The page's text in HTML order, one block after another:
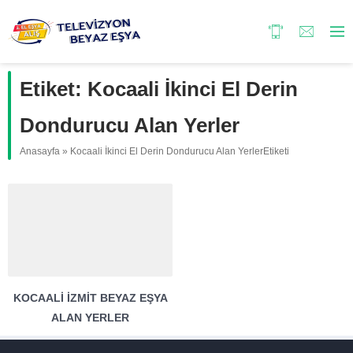
Etiket: Kocaali İkinci El Derin
Dondurucu Alan Yerler
Anasayfa » Kocaali İkinci El Derin Dondurucu Alan YerlerEtiketi
KOCAALI İZMIT BEYAZ EŞYA
ALAN YERLER